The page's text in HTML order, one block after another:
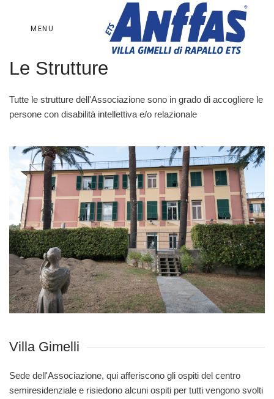
MENU
Le Strutture
Tutte le strutture dell'Associazione sono in grado di accogliere le
persone con disabilità intellettiva e/o relazionale
Villa Gimelli
Sede dell'Associazione, qui afferiscono gli ospiti del centro
semiresidenziale e risiedono alcuni ospiti per tutti vengono svolti